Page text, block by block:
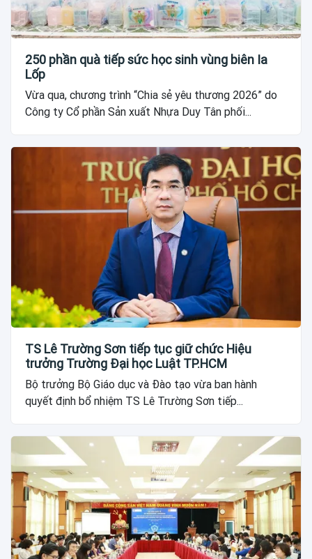
250 phần quà tiếp sức học sinh vùng biên Ia
Lốp
Vừa qua, chương trình “Chia sẻ yêu thương 2026” do
Công ty Cổ phần Sản xuất Nhựa Duy Tân phối...
TS Lê Trường Sơn tiếp tục giữ chức Hiệu
trưởng Trường Đại học Luật TP.HCM
Bộ trưởng Bộ Giáo dục và Đào tạo vừa ban hành
quyết định bổ nhiệm TS Lê Trường Sơn tiếp...